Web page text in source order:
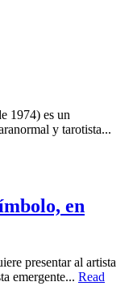
1974) es un
y tarotista...
en
presentar al artista
emergente... Read